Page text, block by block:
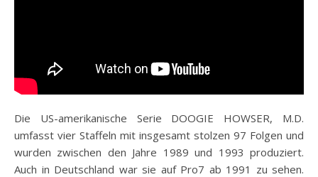
Die US-amerikanische Serie DOOGIE HOWSER, M.D.
umfasst vier Staffeln mit insgesamt stolzen 97 Folgen und
wurden zwischen den Jahre 1989 und 1993 produziert.
Auch in Deutschland war sie auf Pro7 ab 1991 zu sehen.